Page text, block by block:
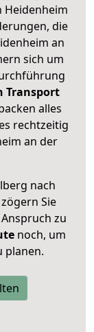
Heidenheim
die
an
sich um
Transport
alles
rechtzeitig
an der
nach
Sie
zu
noch, um
planen.